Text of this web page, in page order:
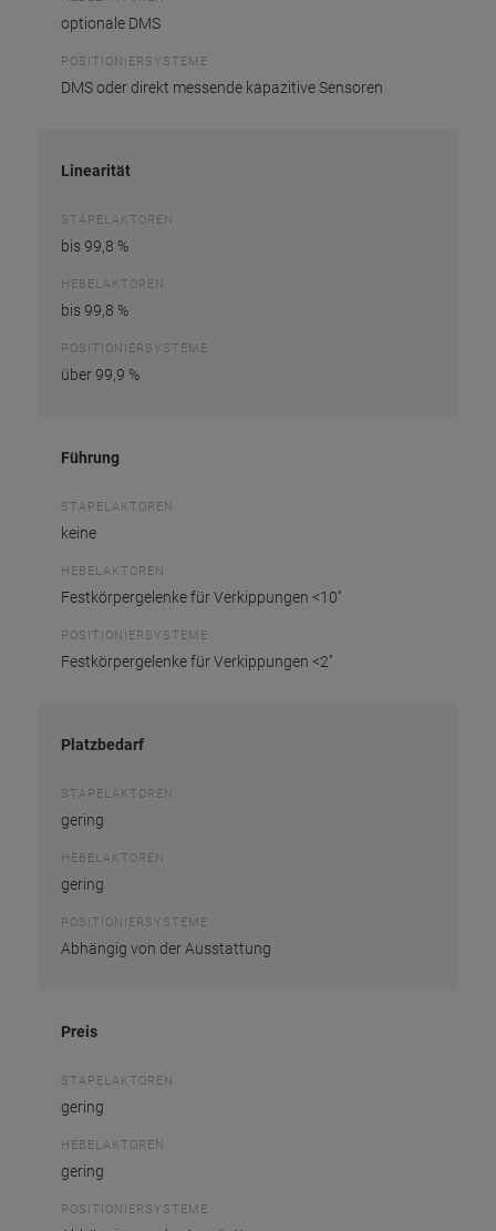
optionale DMS
POSITIONIERSYSTEME
DMS oder direkt messende kapazitive Sensoren
Linearität
STAPELAKTOREN
bis 99,8 %
HEBELAKTOREN
bis 99,8 %
POSITIONIERSYSTEME
über 99,9 %
Führung
STAPELAKTOREN
keine
HEBELAKTOREN
Festkörpergelenke für Verkippungen <10''
POSITIONIERSYSTEME
Festkörpergelenke für Verkippungen <2''
Platzbedarf
STAPELAKTOREN
gering
HEBELAKTOREN
gering
POSITIONIERSYSTEME
Abhängig von der Ausstattung
Preis
STAPELAKTOREN
gering
HEBELAKTOREN
gering
POSITIONIERSYSTEME